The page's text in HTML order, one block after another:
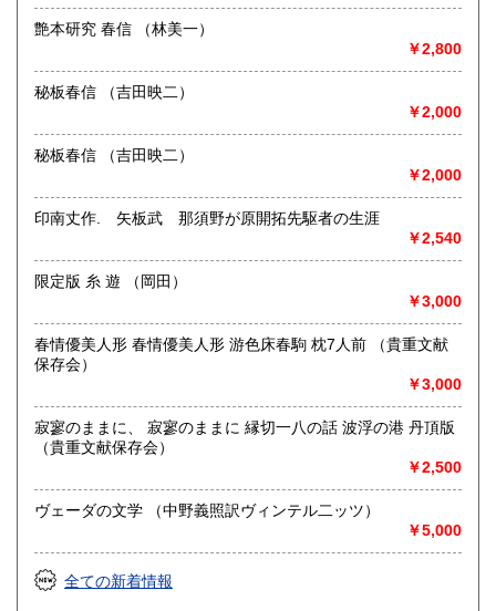
書籍の買取について
取り扱い分野
歴史、美術工芸、国語国文、趣味、古書一般（その他）
艶本研究 春信 （林美一）
￥2,800
秘板春信 （吉田映二）
￥2,000
秘板春信 （吉田映二）
￥2,000
印南丈作. 矢板武 那須野が原開拓先駆者の生涯
￥2,540
限定版 糸 遊 （岡田）
￥3,000
春情優美人形 春情優美人形 游色床春駒 枕7人前 （貴重文献
保存会）
￥3,000
寂寥のままに、 寂寥のままに 縁切一八の話 波浮の港 丹頂版
（貴重文献保存会）
￥2,500
ヴェーダの文学 （中野義照訳ヴィンテル二ッツ）
￥5,000
全ての新着情報